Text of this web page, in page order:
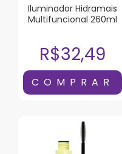
Iluminador Hidramais
Multifuncional 260ml
R$32,49